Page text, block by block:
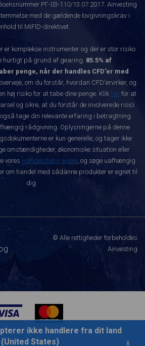
РГ-03-110/13.07.2017. Ainvesting
med de gældende lovgivningskrav i
til MiFID-direktivet.
er komplekse instrumenter og der er stor risiko
hurtigt på grund af gearing. 85.5% af
penge, når der handles CFD'er med
om du forstår, hvordan CFD'ervirker, og
høj risiko for at tabe dine penge. Klik her for at
og sikre, at du forstår de involverede risici
tage din relevante erfaring i betragtning.
rådgivning. Oplysningerne på denne
er kun generelle, og tager ikke
omstændigheder, økonomiske situation eller
vores Handelsbetingelser, og søge uafhængig
om handel med sådanne produkter er egnet til
dig.
© Alle rettigheder forbeholdes
Ainvesting
ikke handlere fra dit land
(United States)
x